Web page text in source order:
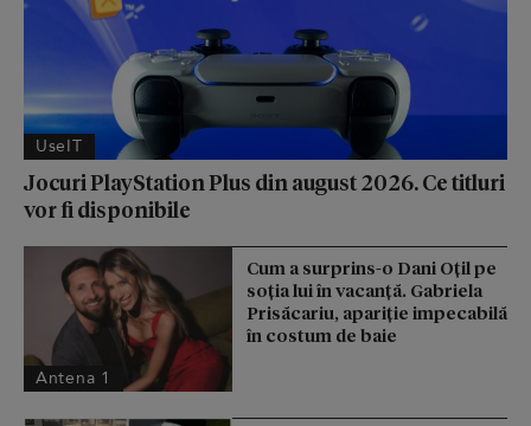
UseIT
Jocuri PlayStation Plus din august 2026. Ce titluri
vor fi disponibile
Antena 1
Cum a surprins-o Dani Oțil pe
soția lui în vacanță. Gabriela
Prisăcariu, apariție impecabilă
în costum de baie